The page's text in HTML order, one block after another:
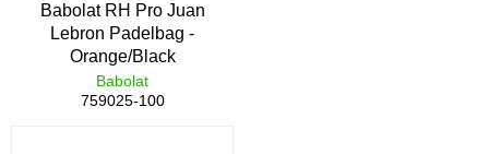
Babolat RH Pro Juan
Lebron Padelbag -
Orange/Black
Babolat
759025-100